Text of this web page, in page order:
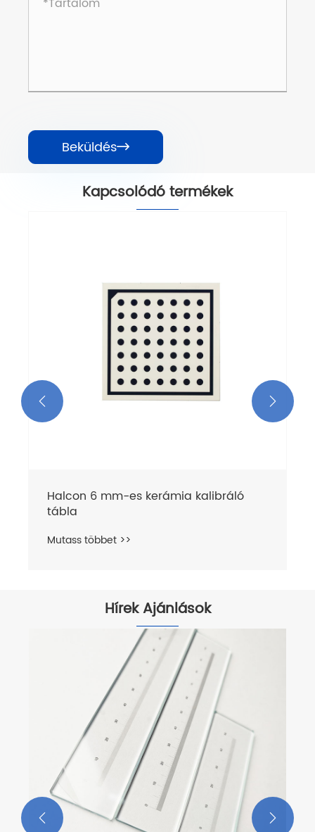
Beküldés
Kapcsolódó termékek
Halcon 6 mm-es kerámia kalibráló
tábla
Mutass többet >>
 
Hírek Ajánlások
 